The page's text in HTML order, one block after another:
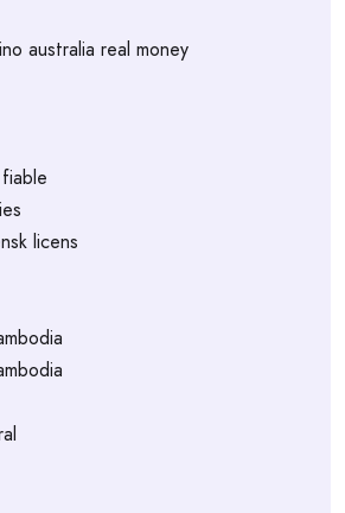
australia real money
licens